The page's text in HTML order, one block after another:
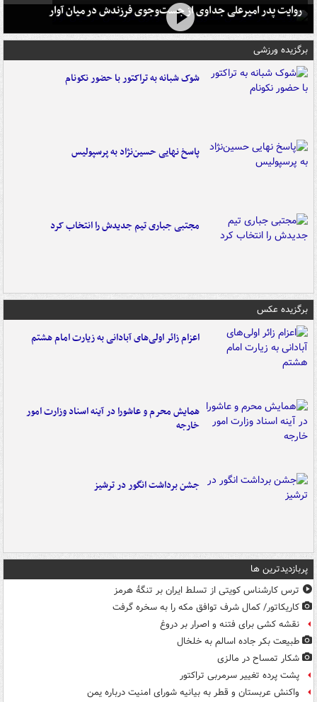
روایت پدر امیرعلی جداوی از جست‌وجوی فرزندش در میان آوار
برگزیده ورزشی
شوک شبانه به تراکتور با حضور نکونام
پاسخ نهایی حسین‌نژاد به پرسپولیس
مجتبی جباری تیم جدیدش را انتخاب کرد
برگزیده عکس
اعزام زائر اولی‌های آبادانی به زیارت امام هشتم
همایش محرم و عاشورا در آینه اسناد وزارت امور
خارجه
جشن برداشت انگور در ترشیز
پربازدیدترین ها
ترس کارشناس کویتی از تسلط ایران بر تنگۀ هرمز
کاریکاتور/ کمال شرف توافق مکه را به سخره گرفت
نقشه کشی برای فتنه و اصرار بر دروغ
طبیعت بکر جاده اسالم به خلخال
شکار تمساح در مالزی
پشت پرده تغییر سرمربی تراکتور
واکنش عربستان و قطر به بیانیه شورای امنیت درباره یمن